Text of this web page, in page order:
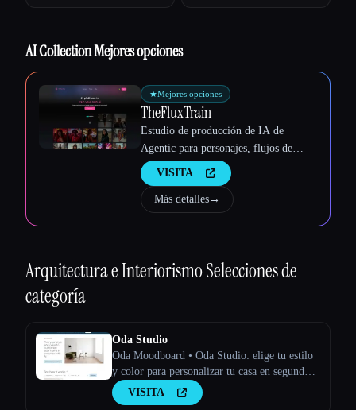
Esc
AI Collection Mejores opciones
★Mejores opciones
TheFluxTrain
Estudio de producción de IA de
Agentic para personajes, flujos de
trabajo y vídeos coherentes
VISITA
Más detalles→
Arquitectura e InteriorismoSelecciones de
categoría
Oda Studio
Oda Moodboard • Oda Studio: elige tu estilo
y color para personalizar tu casa en segundos
con la IA.
VISITA